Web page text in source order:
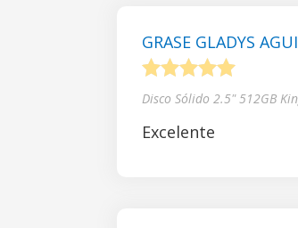
GRASE GLADYS
Disco Sólido 2.5" 512GB
Excelente